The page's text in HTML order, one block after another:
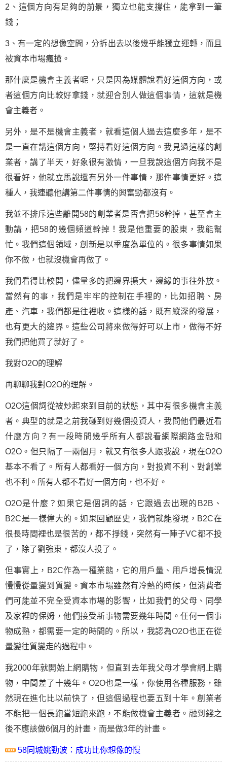
2、這個方向有足夠的前景，獨立也能支撐住，能拿到一筆
錢；
3、有一定的想像空間，分拆出去以後幾乎能獨立運轉，而且
被資本市場瘋搶。
那什麼是機會主義者呢，只是因為媒體說看好這個方向，或
者這個方向比較好拿錢，就迎合別人做這個事情，這就是機
會主義者。
另外，是不是機會主義者，就看這個人過去這麼多年，是不
是一直在講這個方向，堅持看好這個方向。我見過這樣的創
業者，講了半天，好象很有激情，一旦我說這個方向我不是
很看好，他就立馬說還有另外一件事情，那件事情更好。這
種人，我連聽他講第二件事情的興奮勁都沒有。
我並不排斥這些離開58的創業者是否會把58幹掉，甚至會主
動講，把58的幾個頻道幹掉！我是他重要的股東，我能幫
忙。我們這個領域，創新是以季度為單位的。很多事情如果
你不做，也就沒機會再做了。
我們看得比較開，儘量多的把邊界擴大，邊緣的事往外放。
當然有的事，我們是牢牢的控制在手裡的，比如招聘、房
產、汽車，我們都是往裡收。這樣的話，既有縱深的發展，
也有更大的邊界。這些公司將來做得好可以上市，做得不好
我們把他買了就好了。
我對O2O的理解
再聊聊我對O2O的理解。
O2O這個詞從被炒起來到目前的狀態，其中有很多機會主義
者。典型的就是之前我碰到好幾個投資人，我問他們最近看
什麼方向？有一段時間幾乎所有人都說看網際網路金融和
O2O。但只隔了一兩個月，就又有很多人跟我說，現在O2O
基本不看了。所有人都看好一個方向，對投資不利、對創業
也不利。所有人都不看好一個方向，也不好。
O2O是什麼？如果它是個詞的話，它跟過去出現的B2B、
B2C是一樣偉大的。如果回顧歷史，我們就能發現，B2C在
很長時間裡也是很苦的，都不掙錢，突然有一陣子VC都不投
了，除了劉強東，都沒人投了。
但事實上，B2C作為一種業態，它的用戶量、用戶增長情況
慢慢從量變到質變。資本市場雖然有冷熱的時候，但消費者
們可能並不完全受資本市場的影響，比如我們的父母、同學
及家裡的保姆，他們接受新事物需要幾年時間。任何一個事
物成熟，都需要一定的時間的。所以，我認為O2O也正在從
量變往質變走的過程中。
我2000年就開始上網購物，但直到去年我父母才學會網上購
物，中間差了十幾年。O2O也是一樣，你使用各種服務，雖
然現在進化比以前快了，但這個過程也要五到十年。創業者
不能把一個長跑當短跑來跑，不能做機會主義者。融到錢之
後不應該做6個月的計畫，而是做3年的計畫。
58同城姚勁波：成功比你想像的慢